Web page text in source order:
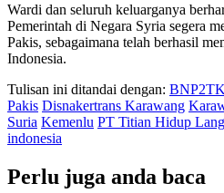
Wardi dan seluruh keluarganya
Pemerintah di Negara Syria segera
Pakis, sebagaimana telah berhasil
Indonesia.
Tulisan ini ditandai dengan:
Pakis Disnakertrans Karawang
Suria Kemenlu PT Titian Hidup
indonesia
Perlu juga anda baca